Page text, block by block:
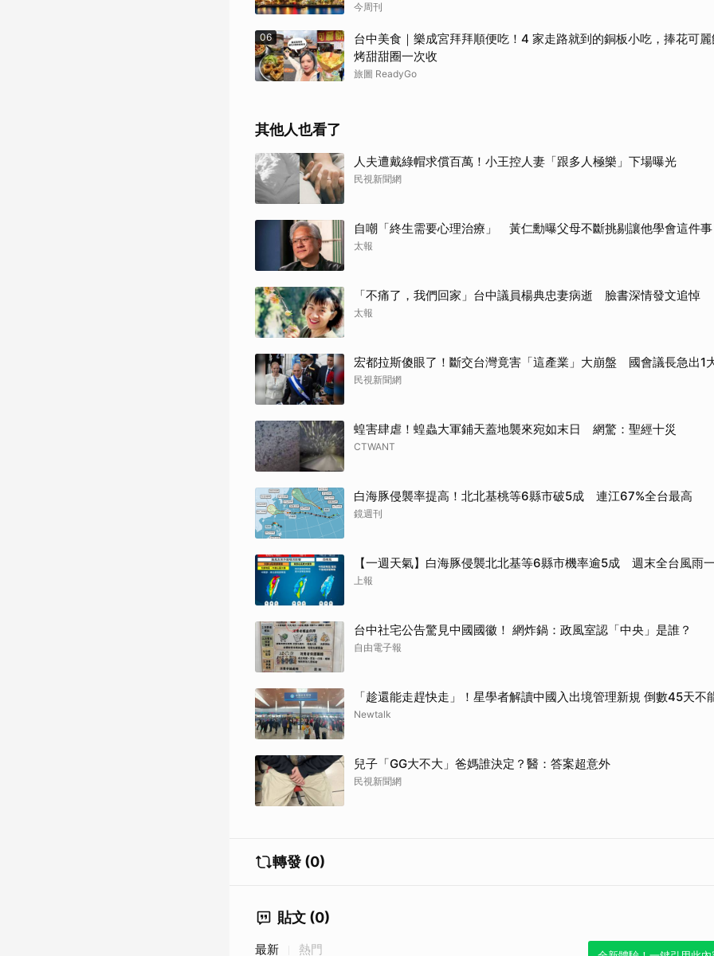
今周刊
06
台中美食｜樂成宮拜拜順便吃！4 家走路就到的銅板小吃，捧花可
烤甜甜圈一次收
旅圖 ReadyGo
其他人也看了
人夫遭戴綠帽求償百萬！小王控人妻「跟多人極樂」下場曝光
民視新聞網
自嘲「終生需要心理治療」 黃仁勳曝父母不斷挑剔讓他學會這件事
太報
「不痛了，我們回家」台中議員楊典忠妻病逝 臉書深情發文追悼
太報
宏都拉斯傻眼了！斷交台灣竟害「這產業」大崩盤 國會議長急出1
民視新聞網
蝗害肆虐！蝗蟲大軍鋪天蓋地襲來宛如末日 網驚：聖經十災
CTWANT
白海豚侵襲率提高！北北基桃等6縣市破5成 連江67%全台最高
鏡週刊
【一週天氣】白海豚侵襲北北基等6縣市機率逾5成 週末全台風雨
上報
台中社宅公告驚見中國國徽！ 網炸鍋：政風室認「中央」是誰？
自由電子報
「趁還能走趕快走」！星學者解讀中國入出境管理新規 倒數45天不
Newtalk
兒子「GG大不大」爸媽誰決定？醫：答案超意外
民視新聞網
轉發 (0)
貼文 (0)
最新 熱門